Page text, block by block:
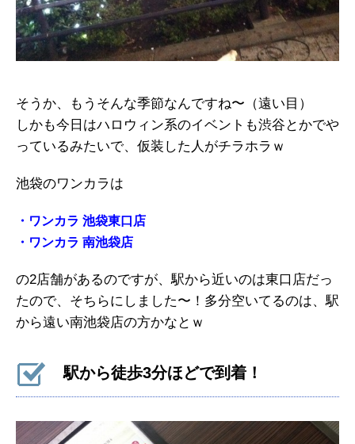
そうか、もうそんな季節なんですね〜（遠い目）
しかも今日はハロウィン系のイベントも渋谷とかでや
っているみたいで、仮装した人がチラホラｗ
池袋のワンカラは
・ワンカラ 池袋東口店
・ワンカラ 南池袋店
の2店舗があるのですが、駅から近いのは東口店だっ
たので、そちらにしました〜！多分空いてるのは、駅
から遠い南池袋店の方かなとｗ
駅から徒歩3分ほどで到着！